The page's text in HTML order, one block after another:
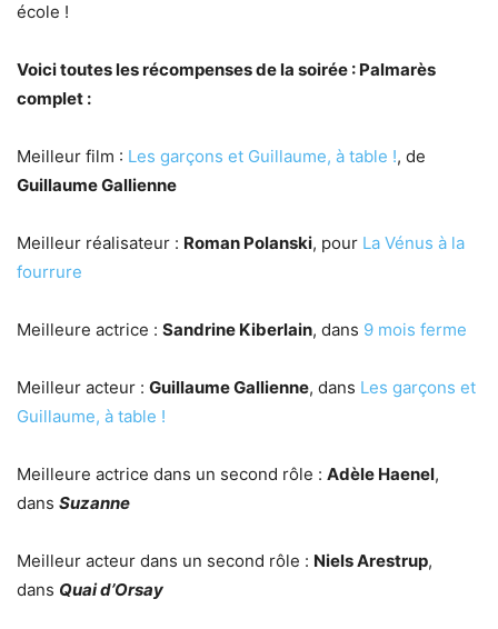
école !
Voici toutes les récompenses de la soirée : Palmarès
complet :
Meilleur film : Les garçons et Guillaume, à table !, de
Guillaume Gallienne
Meilleur réalisateur : Roman Polanski, pour La Vénus à la
fourrure
Meilleure actrice : Sandrine Kiberlain, dans 9 mois ferme
Meilleur acteur : Guillaume Gallienne, dans Les garçons et
Guillaume, à table !
Meilleure actrice dans un second rôle : Adèle Haenel,
dans Suzanne
Meilleur acteur dans un second rôle : Niels Arestrup,
dans Quai d’Orsay